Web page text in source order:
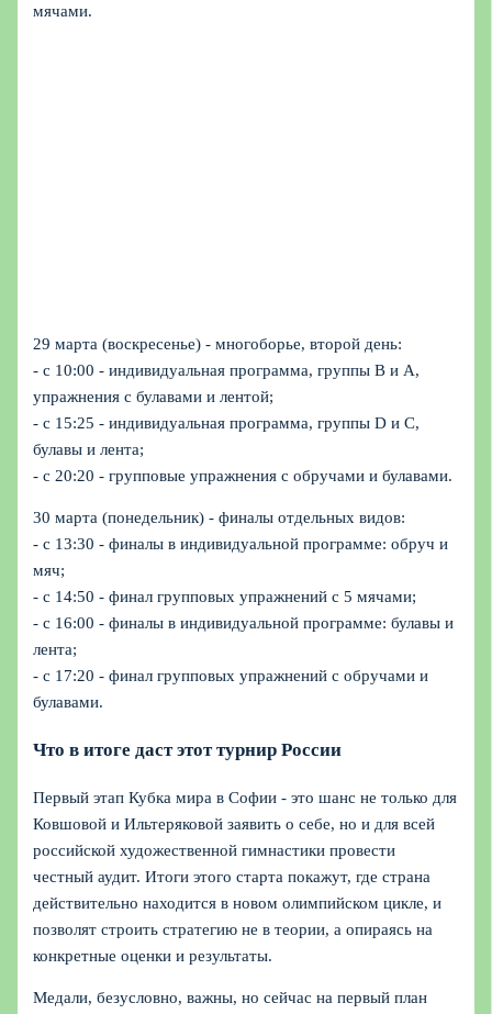
мячами.
29 марта (воскресенье) - многоборье, второй день:
- с 10:00 - индивидуальная программа, группы B и A,
упражнения с булавами и лентой;
- с 15:25 - индивидуальная программа, группы D и C,
булавы и лента;
- с 20:20 - групповые упражнения с обручами и булавами.
30 марта (понедельник) - финалы отдельных видов:
- с 13:30 - финалы в индивидуальной программе: обруч и
мяч;
- с 14:50 - финал групповых упражнений с 5 мячами;
- с 16:00 - финалы в индивидуальной программе: булавы и
лента;
- с 17:20 - финал групповых упражнений с обручами и
булавами.
Что в итоге даст этот турнир России
Первый этап Кубка мира в Софии - это шанс не только для
Ковшовой и Ильтеряковой заявить о себе, но и для всей
российской художественной гимнастики провести
честный аудит. Итоги этого старта покажут, где страна
действительно находится в новом олимпийском цикле, и
позволят строить стратегию не в теории, а опираясь на
конкретные оценки и результаты.
Медали, безусловно, важны, но сейчас на первый план